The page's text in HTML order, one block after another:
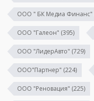
ООО " БК Медиа Финанс"
ООО "Галеон" (395)
ООО "ЛидерАвто" (729)
ООО"Партнер" (224)
ООО "Реновация" (225)